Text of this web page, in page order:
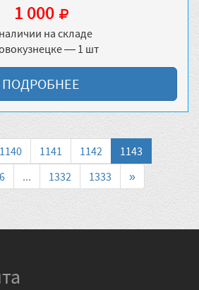
1 000
на складе
— 1 шт
ПОДРОБНЕЕ
1140 1141 1142
1143
... 1332 1333 »